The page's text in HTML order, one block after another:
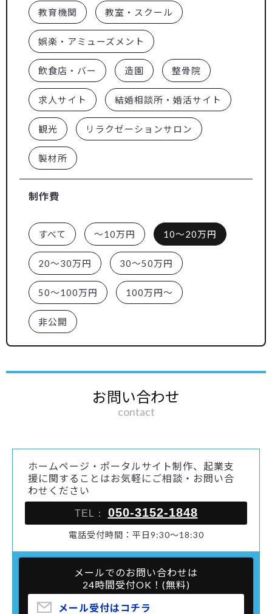
教育機関 教室・スクール
娯楽・アミューズメント
飲食店・バー 造園 整骨院
求人サイト 結婚相談所・婚活サイト
観光 リラクゼーションサロン
製材所
制作費
すべて ～10万円 10～20万円
20～30万円 30～50万円
50～100万円 100万円～
非公開
お問い合わせ
contact
ホームページ・ポータルサイト制作、起業支
援に関することはお気軽にご相談・お問い合
わせください
TEL： 050-3152-1848
電話受付時間：平日9:30～18:30
メールでのお問い合わせは
24時間受付OK！(無料)
メール受付はコチラ